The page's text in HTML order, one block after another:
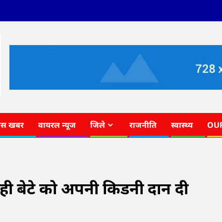
खबर वायरल न्यूज जिले राजनीति स्वास्थ्य
बेटे को अपनी किडनी दान दी